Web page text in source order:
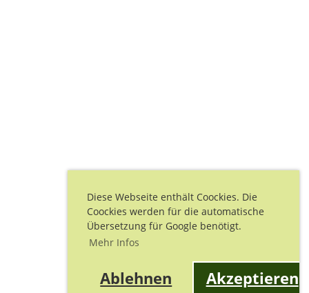
Diese Webseite enthält Coockies. Die
Coockies werden für die automatische
Übersetzung für Google benötigt.
Mehr Infos
Ablehnen Akzeptieren